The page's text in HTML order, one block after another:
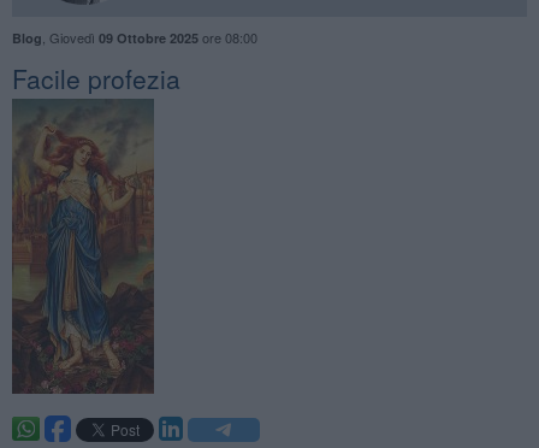
Blog Giovedì 09 Ottobre 2025ore 08:00
Facile profezia